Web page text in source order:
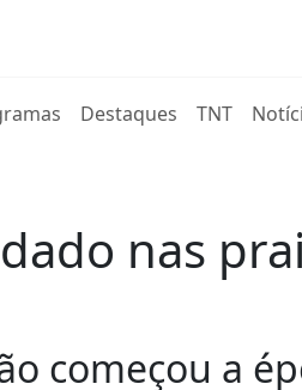
Destaques TNT
nas
começou a